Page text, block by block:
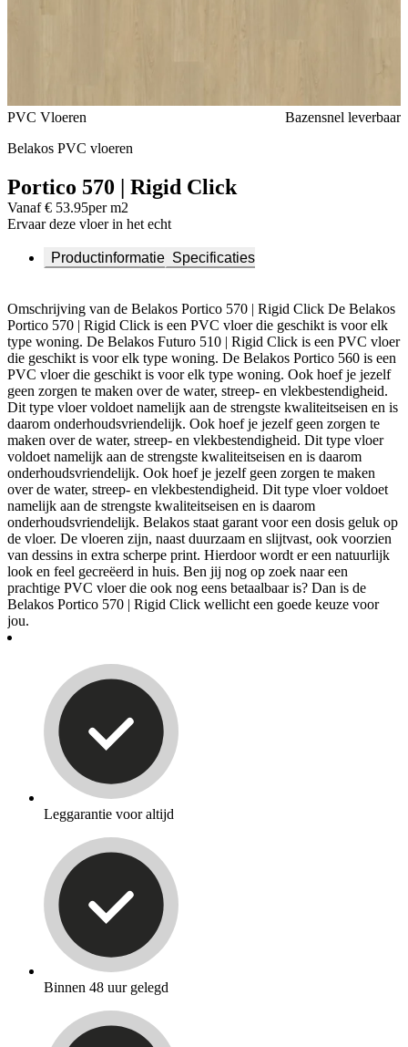
Voeg toe of verwijder Portico 570 | Rigid Click uit je favorieten
PVC Vloeren
Bazensnel leverbaar
Belakos PVC vloeren
Portico 570 | Rigid Click
Vanaf € 53.95per m2
Ervaar deze vloer in het echt
Productinformatie Specificaties
Omschrijving van de Belakos Portico 570 | Rigid Click De Belakos
Portico 570 | Rigid Click is een PVC vloer die geschikt is voor elk
type woning. De Belakos Futuro 510 | Rigid Click is een PVC vloer
die geschikt is voor elk type woning. De Belakos Portico 560 is een
PVC vloer die geschikt is voor elk type woning. Ook hoef je jezelf
geen zorgen te maken over de water, streep- en vlekbestendigheid.
Dit type vloer voldoet namelijk aan de strengste kwaliteitseisen en is
daarom onderhoudsvriendelijk. Ook hoef je jezelf geen zorgen te
maken over de water, streep- en vlekbestendigheid. Dit type vloer
voldoet namelijk aan de strengste kwaliteitseisen en is daarom
onderhoudsvriendelijk. Ook hoef je jezelf geen zorgen te maken
over de water, streep- en vlekbestendigheid. Dit type vloer voldoet
namelijk aan de strengste kwaliteitseisen en is daarom
onderhoudsvriendelijk. Belakos staat garant voor een dosis geluk op
de vloer. De vloeren zijn, naast duurzaam en slijtvast, ook voorzien
van dessins in extra scherpe print. Hierdoor wordt er een natuurlijk
look en feel gecreëerd in huis. Ben jij nog op zoek naar een
prachtige PVC vloer die ook nog eens betaalbaar is? Dan is de
Belakos Portico 570 | Rigid Click wellicht een goede keuze voor
jou.
Leggarantie voor altijd
Binnen 48 uur gelegd